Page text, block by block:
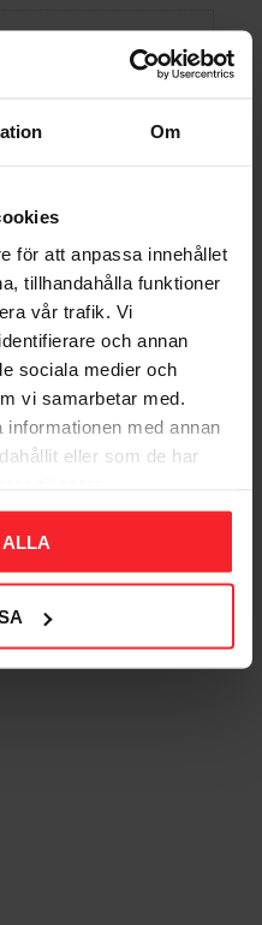
Om
för att anpassa innehållet
tillhandahålla funktioner
vår trafik. Vi
och annan
sociala medier och
vi samarbetar med.
med annan
eller som de har
favorit